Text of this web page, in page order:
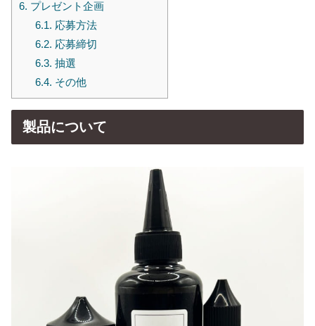
6. プレゼント企画
6.1. 応募方法
6.2. 応募締切
6.3. 抽選
6.4. その他
製品について